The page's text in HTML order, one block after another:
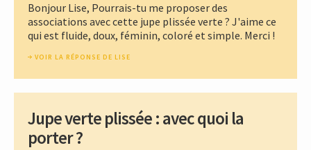
Bonjour Lise, Pourrais-tu me proposer des
associations avec cette jupe plissée verte ? J'aime ce
qui est fluide, doux, féminin, coloré et simple. Merci !
VOIR LA RÉPONSE DE LISE
Jupe verte plissée : avec quoi la
porter ?